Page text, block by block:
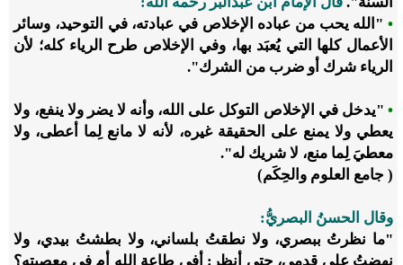
• "الله يحب من عباده الإخلاص في عبادته، في التوحيد، وسائر
الأعمال كلها التي يُعبَد بها، وفي الإخلاص طرح الرياء كله؛ لأن
الرياء شرك أو ضرب من الشرك".
• "يدخل في الإخلاص التوكل على الله، وأنه لا يضر ولا ينفع، ولا
يعطي ولا يمنع على الحقيقة غيره، لأنه لا مانع لِما أعطى، ولا
معطيَ لِما منع، لا شريك له".
( جامع العلوم والحِكَم)
وقال الحسنُ البصريُّ:
"ما نظرتُ ببصري، ولا نطقتُ بلساني، ولا بطشتُ بيدي، ولا
نهضتُ على قدمي، حتى أنظر: أفي طاعةِ اللهِ أم في معصيتِه؟